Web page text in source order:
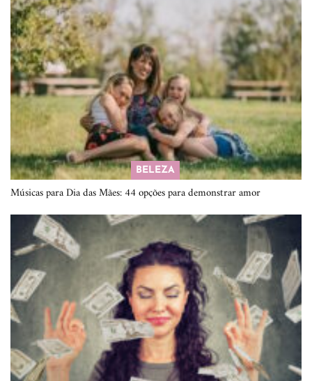
BELEZA
Músicas para Dia das Mães: 44 opções para demonstrar amor